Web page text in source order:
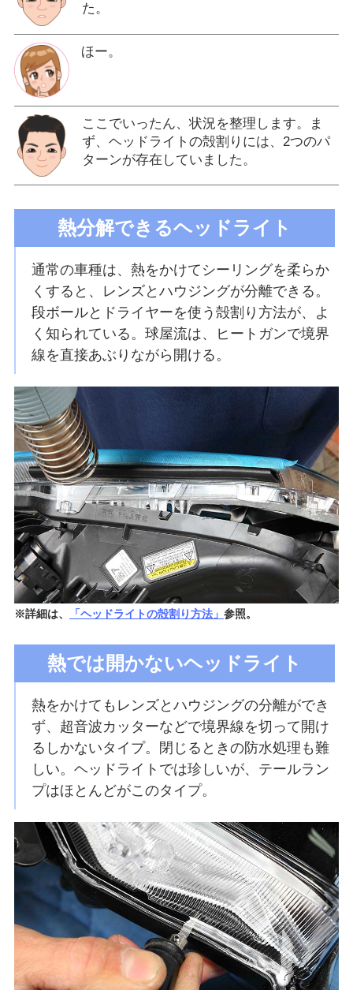
た。
ほー。
ここでいったん、状況を整理します。ま
ず、ヘッドライトの殻割りには、2つのパ
ターンが存在していました。
熱分解できるヘッドライト
通常の車種は、熱をかけてシーリングを柔らか
くすると、レンズとハウジングが分離できる。
段ボールとドライヤーを使う殻割り方法が、よ
く知られている。球屋流は、ヒートガンで境界
線を直接あぶりながら開ける。
※詳細は、 「ヘッドライトの殻割り方法」 参照。
熱では開かないヘッドライト
熱をかけてもレンズとハウジングの分離ができ
ず、超音波カッターなどで境界線を切って開け
るしかないタイプ。閉じるときの防水処理も難
しい。ヘッドライトでは珍しいが、テールラン
プはほとんどがこのタイプ。